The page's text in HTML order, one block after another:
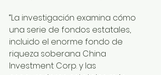
“La investigación examina cómo
una serie de fondos estatales,
incluido el enorme fondo de
riqueza soberana China
Investment Corp. y las